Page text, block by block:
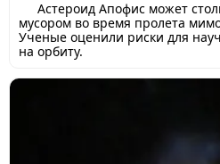
Астероид Апофис может
мусором во время пролета
Ученые оценили риски для
на орбиту.